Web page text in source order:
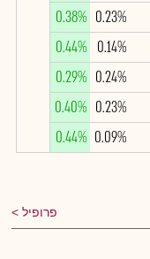
0.23%
0.38%
0.14%
0.44%
0.24%
0.29%
0.23%
0.40%
0.09%
0.44%
פרופיל